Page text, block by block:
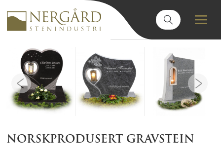
NORSKPRODUSERT GRAVSTEIN